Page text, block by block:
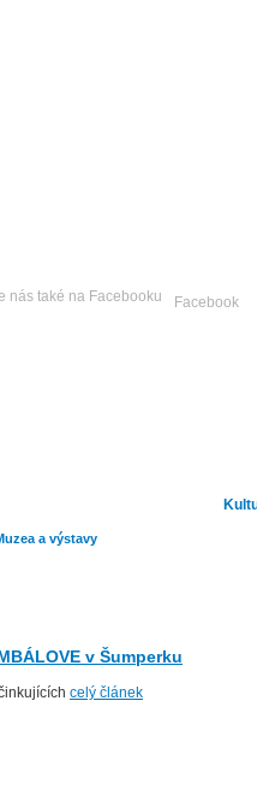
Facebook
a výstavy
v Šumperku
celý článek